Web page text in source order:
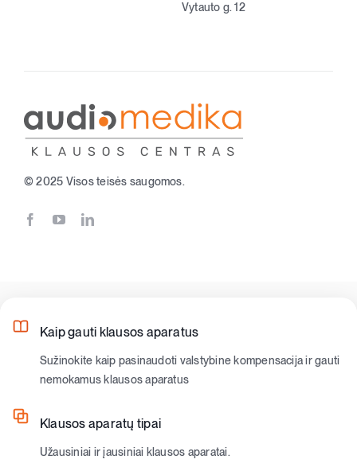
Vytauto g. 12
© 2025 Visos teisės saugomos.
Kaip gauti klausos aparatus
Sužinokite kaip pasinaudoti valstybine kompensacija ir gauti
nemokamus klausos aparatus
Klausos aparatų tipai
Užausiniai ir įausiniai klausos aparatai.